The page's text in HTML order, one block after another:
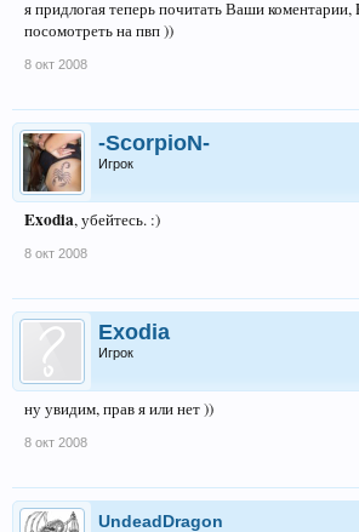
я придлогая теперь почитать Ваши
посомотреть на пвп ))
8 окт 2008
-ScorpioN-
Игрок
Exodia, убейтесь. :)
8 окт 2008
Exodia
Игрок
ну увидим, прав я или нет ))
8 окт 2008
UndeadDragon